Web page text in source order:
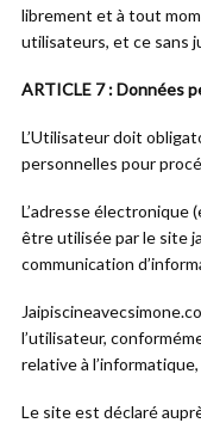
librement et à tout
utilisateurs, et ce sans
ARTICLE 7 : Données
L’Utilisateur doit
personnelles pour
L’adresse électronique
être utilisée par le site
communication
l’utilisateur,
relative à
Le site est déclaré